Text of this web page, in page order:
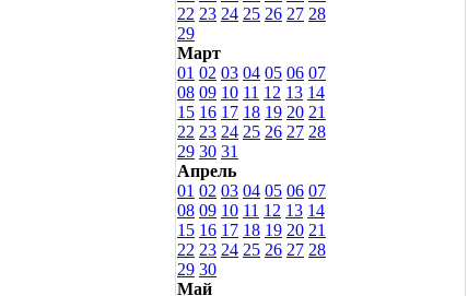
22 23 24 25 26 27 28
29
Март
01 02 03 04 05 06 07
08 09 10 11 12 13 14
15 16 17 18 19 20 21
22 23 24 25 26 27 28
29 30 31
Апрель
01 02 03 04 05 06 07
08 09 10 11 12 13 14
15 16 17 18 19 20 21
22 23 24 25 26 27 28
29 30
Май